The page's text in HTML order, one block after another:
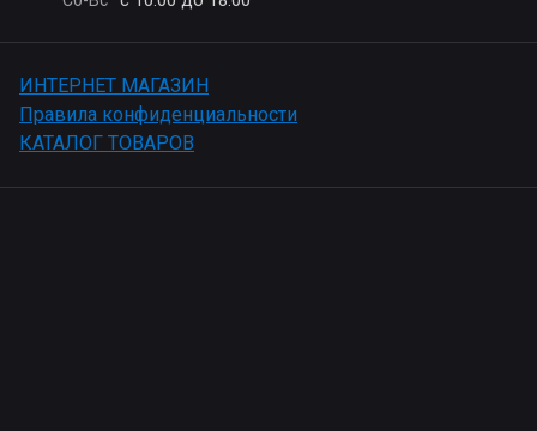
ИНТЕРНЕТ МАГАЗИН
Правила конфиденциальности
КАТАЛОГ ТОВАРОВ